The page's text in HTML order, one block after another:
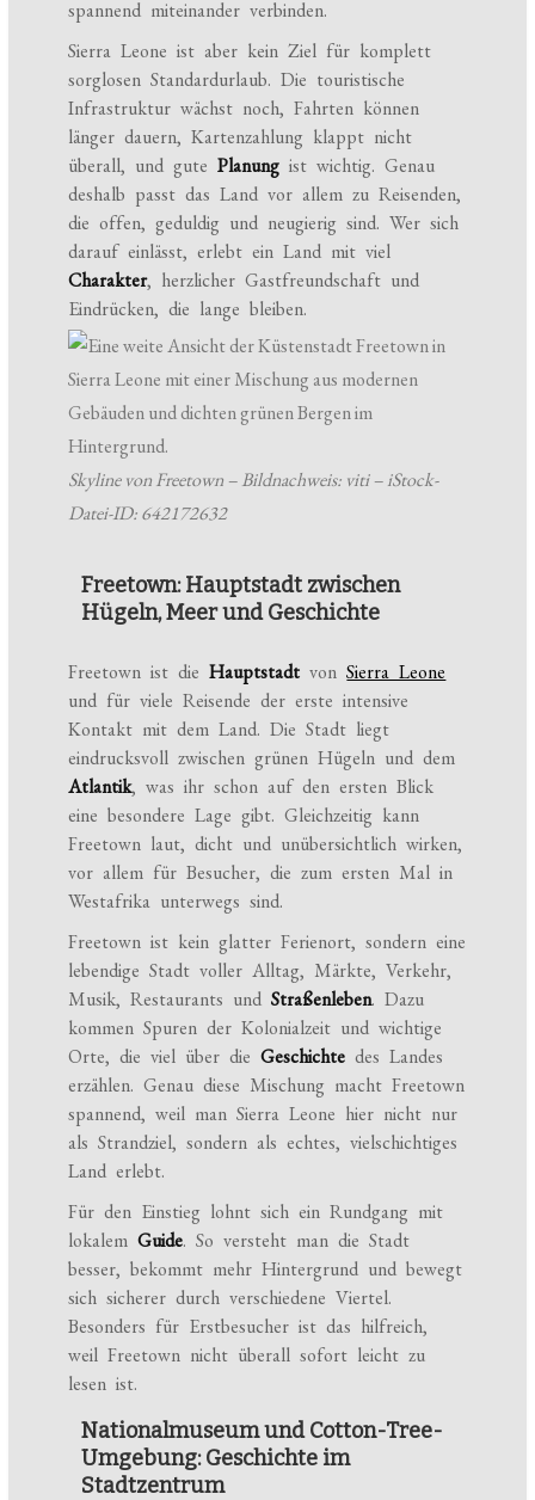
spannend miteinander verbinden.
Sierra Leone ist aber kein Ziel für komplett
sorglosen Standardurlaub. Die touristische
Infrastruktur wächst noch, Fahrten können
länger dauern, Kartenzahlung klappt nicht
überall, und gutePlanung ist wichtig. Genau
deshalb passt das Land vor allem zu Reisenden,
die offen, geduldig und neugierig sind. Wer sich
darauf einlässt, erlebt ein Land mit viel
Charakter, herzlicher Gastfreundschaft und
Eindrücken, die lange bleiben.
Skyline von Freetown – Bildnachweis: viti – iStock-
Datei-ID: 642172632
Freetown: Hauptstadt zwischen
Hügeln, Meer und Geschichte
Freetown ist dieHauptstadt vonSierra Leone
und für viele Reisende der erste intensive
Kontakt mit dem Land. Die Stadt liegt
eindrucksvoll zwischen grünen Hügeln und dem
Atlantik, was ihr schon auf den ersten Blick
eine besondere Lage gibt. Gleichzeitig kann
Freetown laut, dicht und unübersichtlich wirken,
vor allem für Besucher, die zum ersten Mal in
Westafrika unterwegs sind.
Freetown ist kein glatter Ferienort, sondern eine
lebendige Stadt voller Alltag, Märkte, Verkehr,
Musik, Restaurants undStraßenleben. Dazu
kommen Spuren der Kolonialzeit und wichtige
Orte, die viel über dieGeschichte des Landes
erzählen. Genau diese Mischung macht Freetown
spannend, weil man Sierra Leone hier nicht nur
als Strandziel, sondern als echtes, vielschichtiges
Land erlebt.
Für den Einstieg lohnt sich ein Rundgang mit
lokalemGuide. So versteht man die Stadt
besser, bekommt mehr Hintergrund und bewegt
sich sicherer durch verschiedene Viertel.
Besonders für Erstbesucher ist das hilfreich,
weil Freetown nicht überall sofort leicht zu
lesen ist.
Nationalmuseum und Cotton-Tree-
Umgebung: Geschichte im
Stadtzentrum